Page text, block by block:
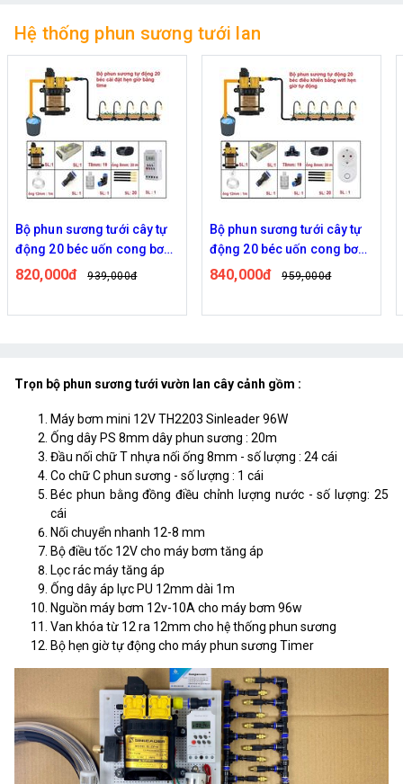
Hệ thống phun sương tưới lan
Bộ phun sương tưới cây tự
động 20 béc uốn cong bơm
đôi 96w time
820,000đ 939,000đ
Bộ phun sương tưới cây tự
động 20 béc uốn cong bơm
đôi 96w điều khiển bằng
840,000đ 959,000đ
Trọn bộ phun sương tưới vườn lan cây cảnh gồm :
Máy bơm mini 12V TH2203 Sinleader 96W
Ống dây PS 8mm dây phun sương : 20m
Đầu nối chữ T nhựa nối ống 8mm - số lượng : 24 cái
Co chữ C phun sương - số lượng : 1 cái
Béc phun bằng đồng điều chỉnh lượng nước - số lượng: 25
cái
Nối chuyển nhanh 12-8 mm
Bộ điều tốc 12V cho máy bơm tăng áp
Lọc rác máy tăng áp
Ống dây áp lực PU 12mm dài 1m
Nguồn máy bơm 12v-10A cho máy bơm 96w
Van khóa từ 12 ra 12mm cho hệ thống phun sương
Bộ hẹn giờ tự động cho máy phun sương Timer